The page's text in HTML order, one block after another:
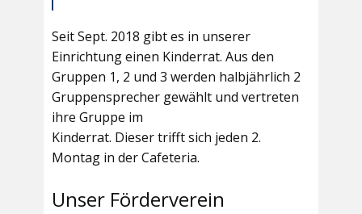
Seit Sept. 2018 gibt es in unserer
Einrichtung einen Kinderrat. Aus den
Gruppen 1, 2 und 3 werden halbjährlich 2
Gruppensprecher gewählt und vertreten
ihre Gruppe im
Kinderrat. Dieser trifft sich jeden 2.
Montag in der Cafeteria.
Unser Förderverein